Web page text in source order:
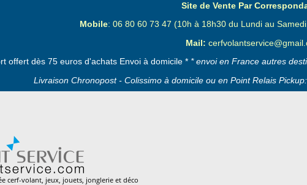
Site de Vente Par
Mobile: 06 80 60 73 47 (10h à 18h30 du Lundi au
Mail:
offert dès 75 euros d'achats Envoi à domicile * * envoi en France autres
Livraison Chronopost - Colissimo à domicile ou en Point Relais
cerf-volant, jeux, jouets, jonglerie et déco